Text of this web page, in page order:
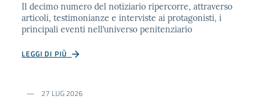
Il decimo numero del notiziario ripercorre, attraverso
articoli, testimonianze e interviste ai protagonisti, i
principali eventi nell’universo penitenziario
LEGGI DI PIÙ
27 LUG 2026